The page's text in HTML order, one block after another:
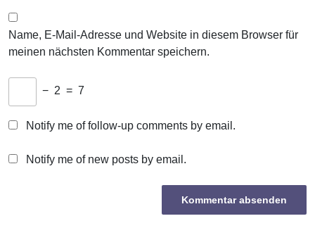
Name, E-Mail-Adresse und Website in diesem Browser für
meinen nächsten Kommentar speichern.
− 2 = 7
Notify me of follow-up comments by email.
Notify me of new posts by email.